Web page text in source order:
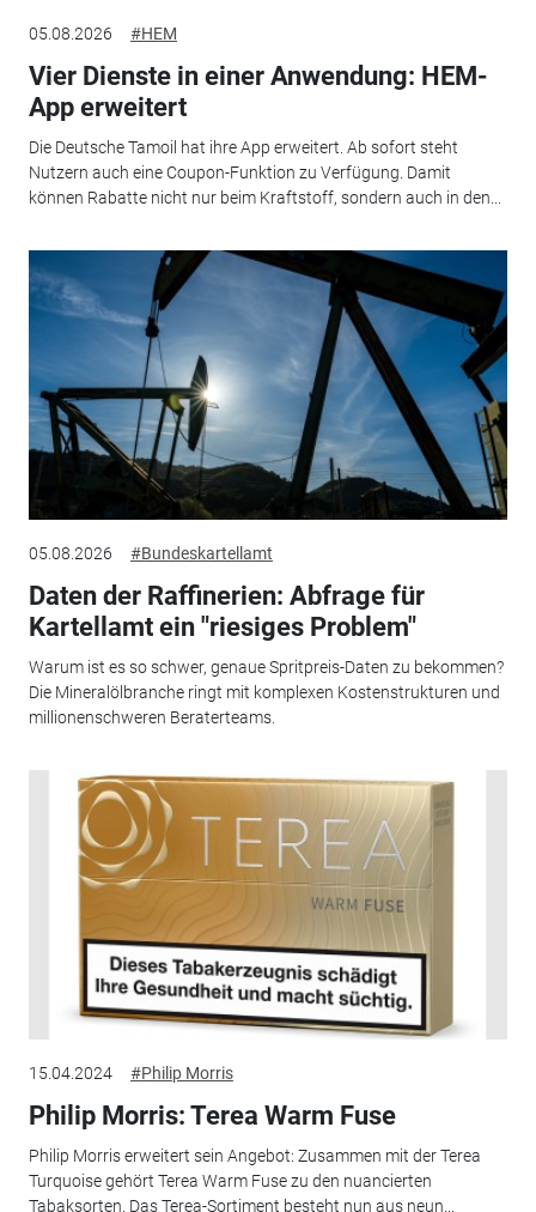
05.08.2026 #HEM
Vier Dienste in einer Anwendung: HEM-
App erweitert
Die Deutsche Tamoil hat ihre App erweitert. Ab sofort steht
Nutzern auch eine Coupon-Funktion zu Verfügung. Damit
können Rabatte nicht nur beim Kraftstoff, sondern auch in den...
05.08.2026 #Bundeskartellamt
Daten der Raffinerien: Abfrage für
Kartellamt ein "riesiges Problem"
Warum ist es so schwer, genaue Spritpreis-Daten zu bekommen?
Die Mineralölbranche ringt mit komplexen Kostenstrukturen und
millionenschweren Beraterteams.
15.04.2024 #Philip Morris
Philip Morris: Terea Warm Fuse
Philip Morris erweitert sein Angebot: Zusammen mit der Terea
Turquoise gehört Terea Warm Fuse zu den nuancierten
Tabaksorten. Das Terea-Sortiment besteht nun aus neun...